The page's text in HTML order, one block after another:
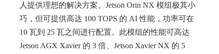
人提供理想的解决方案。Jetson Orin NX 模组极其小
巧，但可提供高达 100 TOPS 的 AI 性能，功率可在
10 瓦到 25 瓦之间进行配置。此模组的性能可高达
Jetson AGX Xavier 的 3 倍、Jetson Xavier NX 的 5